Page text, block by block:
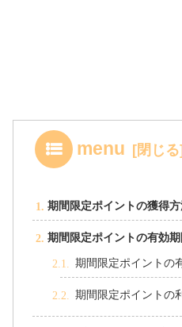
menu
期間限定ポイントの獲得方
期間限定ポイントの有効
期間限定ポイントの
期間限定ポイントの